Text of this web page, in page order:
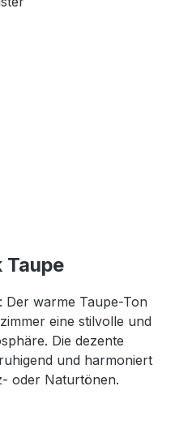
Taupe
Der warme Taupe-Ton
eine stilvolle und
Die dezente
und harmoniert
oder Naturtönen.